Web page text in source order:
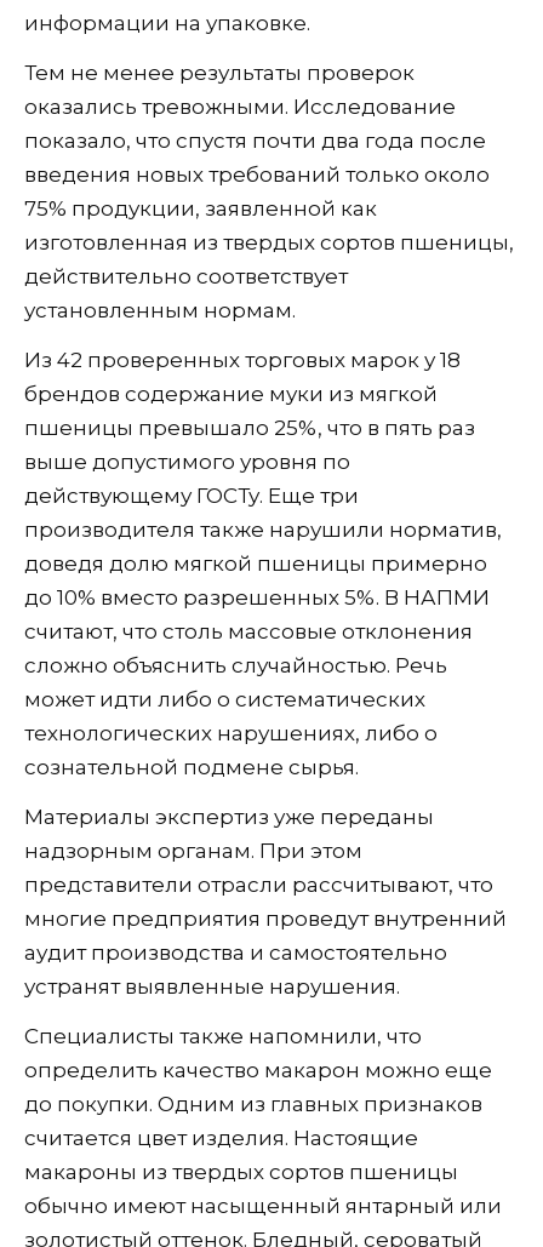
информации на упаковке.
Тем не менее результаты проверок
оказались тревожными. Исследование
показало, что спустя почти два года после
введения новых требований только около
75% продукции, заявленной как
изготовленная из твердых сортов пшеницы,
действительно соответствует
установленным нормам.
Из 42 проверенных торговых марок у 18
брендов содержание муки из мягкой
пшеницы превышало 25%, что в пять раз
выше допустимого уровня по
действующему ГОСТу. Еще три
производителя также нарушили норматив,
доведя долю мягкой пшеницы примерно
до 10% вместо разрешенных 5%. В НАПМИ
считают, что столь массовые отклонения
сложно объяснить случайностью. Речь
может идти либо о систематических
технологических нарушениях, либо о
сознательной подмене сырья.
Материалы экспертиз уже переданы
надзорным органам. При этом
представители отрасли рассчитывают, что
многие предприятия проведут внутренний
аудит производства и самостоятельно
устранят выявленные нарушения.
Специалисты также напомнили, что
определить качество макарон можно еще
до покупки. Одним из главных признаков
считается цвет изделия. Настоящие
макароны из твердых сортов пшеницы
обычно имеют насыщенный янтарный или
золотистый оттенок. Бледный, сероватый